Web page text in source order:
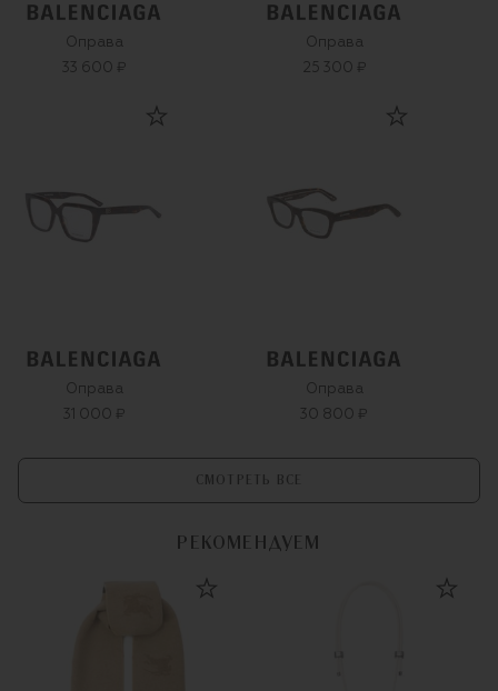
Оправа
33 600 ₽
Оправа
25 300 ₽
Оправа
31 000 ₽
Оправа
30 800 ₽
СМОТРЕТЬ ВСЕ
РЕКОМЕНДУЕМ